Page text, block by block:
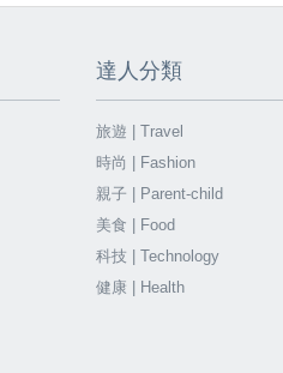
達人分類
旅遊 | Travel
時尚 | Fashion
親子 | Parent-child
美食 | Food
科技 | Technology
健康 | Health